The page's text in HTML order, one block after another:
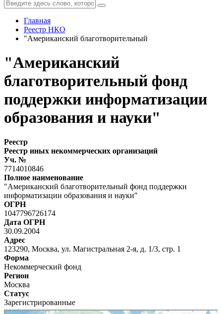
Главная
Реестр НКО
"Американский благотворительный
"Американский
благотворительный фонд
поддержки информатизации
образования и науки"
Реестр
Реестр иных некоммерческих организаций
Уч. №
7714010846
Полное наименование
"Американский благотворительный фонд поддержки
информатизации образования и науки"
ОГРН
1047796726174
Дата ОГРН
30.09.2004
Адрес
123290, Москва, ул. Магистральная 2-я, д. 1/3, стр. 1
Форма
Некоммерческий фонд
Регион
Москва
Статус
Зарегистрированные